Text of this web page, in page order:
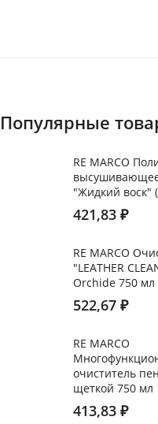
Популярные
RE MARCO
"Жидкий воск"
421,83 ₽
RE MARCO
"LEATHER
Orchide 750 мл
522,67 ₽
RE MARCO
очиститель
щеткой 750 мл
413,83 ₽